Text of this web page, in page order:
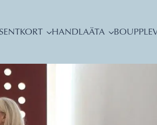
HANDLAÄTA BO